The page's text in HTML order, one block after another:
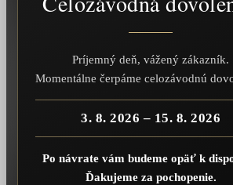
Príjemný deň, vážený zákazník.
Momentálne čerpáme celozávodnú
3. 8. 2026 – 15. 8. 2026
Po návrate vám budeme opäť k
Ďakujeme za pochopenie.